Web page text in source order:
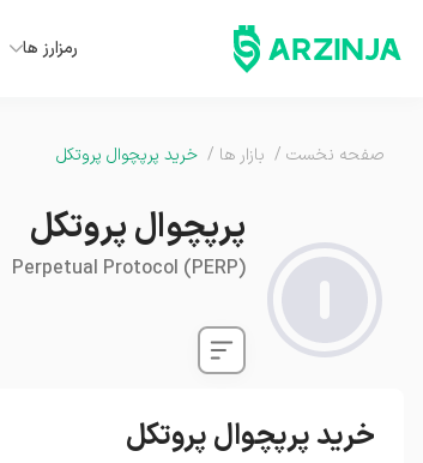
رمزارز ها
صفحه نخست / بازار ها / خرید پرپچوال پروتکل
پرپچوال پروتکل
Perpetual Protocol (PERP)
خرید پرپچوال پروتکل